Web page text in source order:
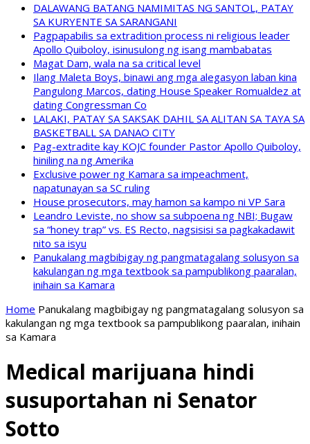
DALAWANG BATANG NAMIMITAS NG SANTOL, PATAY
SA KURYENTE SA SARANGANI
Pagpapabilis sa extradition process ni religious leader
Apollo Quiboloy, isinusulong ng isang mambabatas
Magat Dam, wala na sa critical level
Ilang Maleta Boys, binawi ang mga alegasyon laban kina
Pangulong Marcos, dating House Speaker Romualdez at
dating Congressman Co
LALAKI, PATAY SA SAKSAK DAHIL SA ALITAN SA TAYA SA
BASKETBALL SA DANAO CITY
Pag-extradite kay KOJC founder Pastor Apollo Quiboloy,
hiniling na ng Amerika
Exclusive power ng Kamara sa impeachment,
napatunayan sa SC ruling
House prosecutors, may hamon sa kampo ni VP Sara
Leandro Leviste, no show sa subpoena ng NBI; Bugaw
sa “honey trap” vs. ES Recto, nagsisisi sa pagkakadawit
nito sa isyu
Panukalang magbibigay ng pangmatagalang solusyon sa
kakulangan ng mga textbook sa pampublikong paaralan,
inihain sa Kamara
Home Panukalang magbibigay ng pangmatagalang solusyon sa
kakulangan ng mga textbook sa pampublikong paaralan, inihain
sa Kamara
Medical marijuana hindi
susuportahan ni Senator
Sotto